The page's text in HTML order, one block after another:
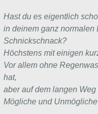
Hast du es eigentlich
in deinem ganz normalen
Schnickschnack?
Höchstens mit einigen
Vor allem ohne
hat,
aber auf dem langen
Mögliche und